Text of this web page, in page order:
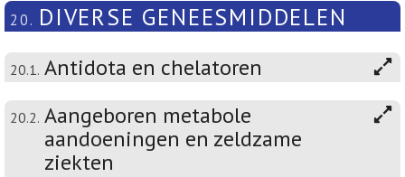
inhoudstafel
20. DIVERSE GENEESMIDDELEN
20.1. Antidota en chelatoren
20.2. Aangeboren metabole
aandoeningen en zeldzame
ziekten